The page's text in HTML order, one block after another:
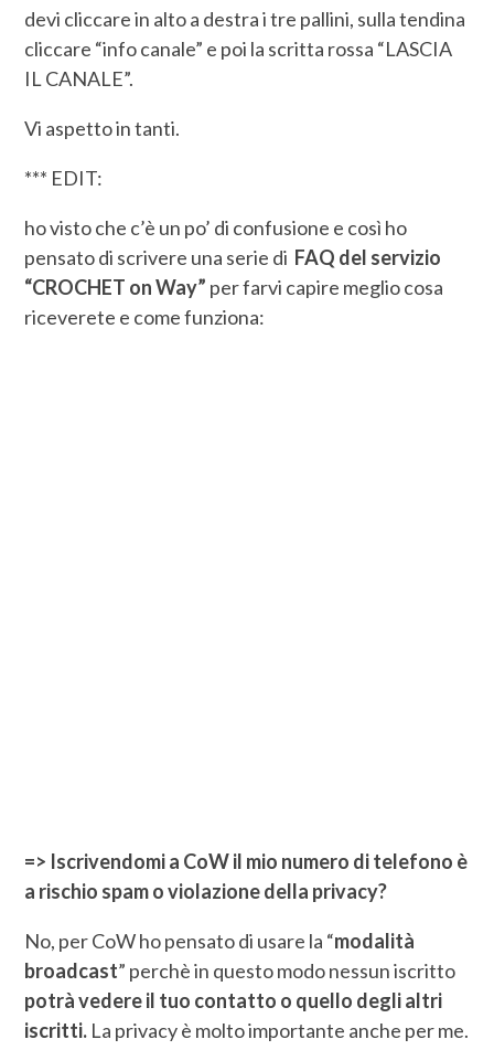
devi cliccare in alto a destra i tre pallini, sulla tendina
cliccare “info canale” e poi la scritta rossa “LASCIA
IL CANALE”.
Vi aspetto in tanti.
*** EDIT:
ho visto che c’è un po’ di confusione e così ho
pensato di scrivere una serie di FAQ del servizio
“CROCHET on Way” per farvi capire meglio cosa
riceverete e come funziona:
=> Iscrivendomi a CoW il mio numero di telefono è
a rischio spam o violazione della privacy?
No, per CoW ho pensato di usare la “modalità
broadcast” perchè in questo modo nessun iscritto
potrà vedere il tuo contatto o quello degli altri
iscritti. La privacy è molto importante anche per me.